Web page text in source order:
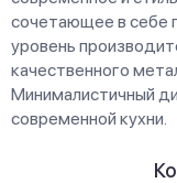
сочетающее в себе
уровень
качественного
Минималистичный
современной кухни.